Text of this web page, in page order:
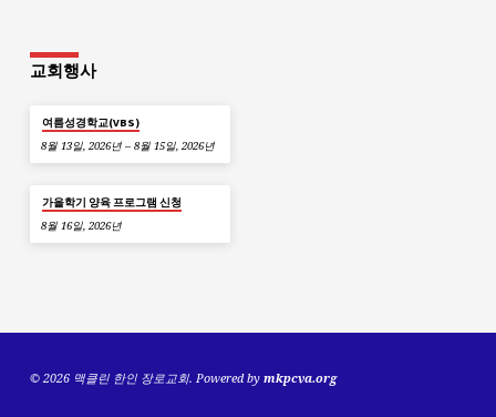
교회행사
여름성경학교(VBS)
8월 13일, 2026년 – 8월 15일, 2026년
가을학기 양육 프로그램 신청
8월 16일, 2026년
© 2026 맥클린 한인 장로교회. Powered by mkpcva.org